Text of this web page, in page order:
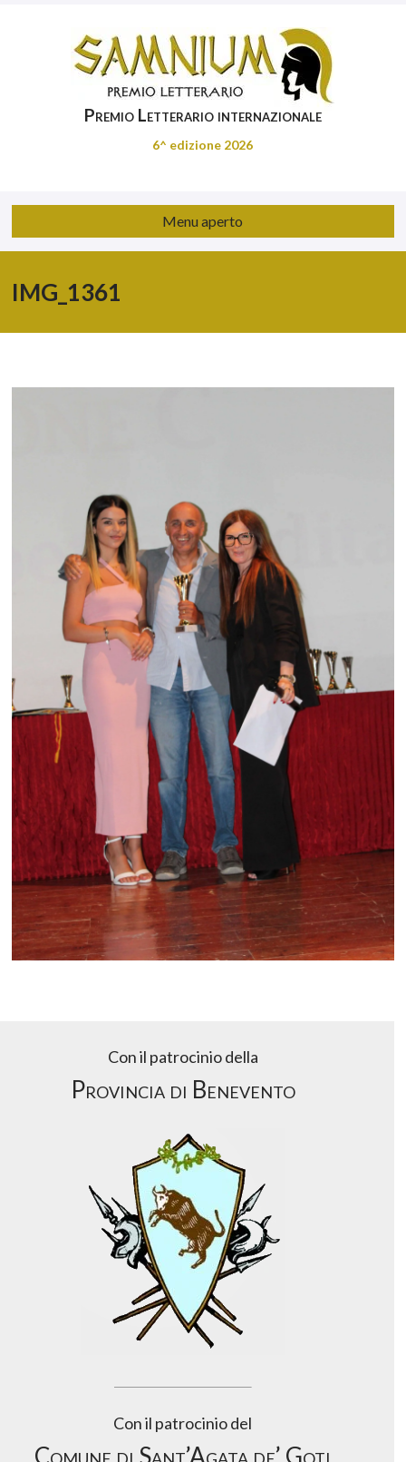
Premio Letterario internazionale
6^ edizione 2026
Menu aperto
IMG_1361
Con il patrocinio della
Provincia di Benevento
Con il patrocinio del
Comune di Sant’Agata de’ Goti